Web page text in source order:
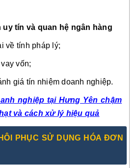
tín và quan hệ ngân hàng
về tính pháp lý;
vốn;
giá tín nhiệm doanh nghiệp.
nghiệp tại Hưng Yên chậm
và cách xử lý hiệu quả
PHỤC SỬ DỤNG HÓA ĐƠN